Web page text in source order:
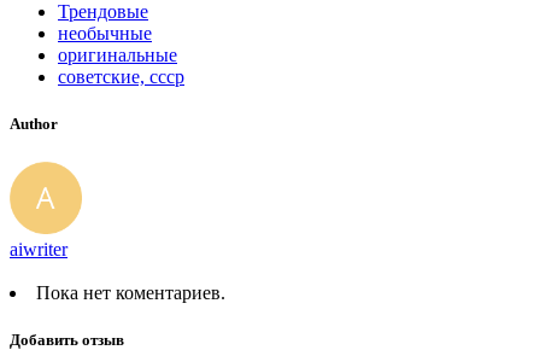
Трендовые
необычные
оригинальные
советские, ссср
Author
aiwriter
Пока нет коментариев.
Добавить отзыв